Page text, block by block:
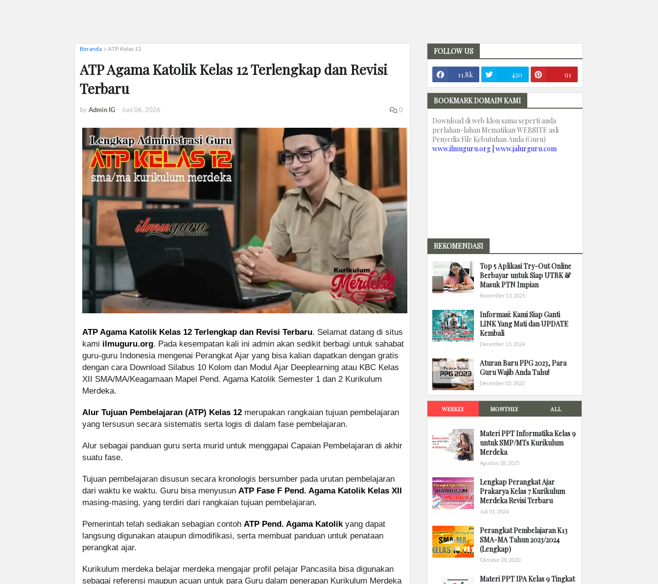
Beranda ATP Kelas 12
ATP Agama Katolik Kelas 12 Terlengkap dan Revisi
Terbaru
by Admin IG - Juni 06, 2026 0
ATP Agama Katolik Kelas 12 Terlengkap dan Revisi Terbaru. Selamat datang di situs
kami ilmuguru.org. Pada kesempatan kali ini admin akan sedikit berbagi untuk sahabat
guru-guru Indonesia mengenai Perangkat Ajar yang bisa kalian dapatkan dengan gratis
dengan cara Download Silabus 10 Kolom dan Modul Ajar Deeplearning atau KBC Kelas
XII SMA/MA/Keagamaan Mapel Pend. Agama Katolik Semester 1 dan 2 Kurikulum
Merdeka.
Alur Tujuan Pembelajaran (ATP) Kelas 12 merupakan rangkaian tujuan pembelajaran
yang tersusun secara sistematis serta logis di dalam fase pembelajaran.
Alur sebagai panduan guru serta murid untuk menggapai Capaian Pembelajaran di akhir
suatu fase.
Tujuan pembelajaran disusun secara kronologis bersumber pada urutan pembelajaran
dari waktu ke waktu. Guru bisa menyusun ATP Fase F Pend. Agama Katolik Kelas XII
masing-masing, yang terdiri dari rangkaian tujuan pembelajaran.
Pemerintah telah sediakan sebagian contoh ATP Pend. Agama Katolikyang dapat
langsung digunakan ataupun dimodifikasi, serta membuat panduan untuk penataan
perangkat ajar.
Kurikulum merdeka belajar merdeka mengajar profil pelajar Pancasila bisa digunakan
sebagai referensi maupun acuan untuk para Guru dalam penerapan Kurikulum Merdeka
FOLLOW US
11.8k 420 91
BOOKMARK DOMAIN KAMI
Download di web klon sama seperti anda
perlahan-lahan Mematikan WEBSITE asli
Penyedia File Kebutuhan Anda (Guru)
www.ilmuguru.org | www.jalurguru.com
REKOMENDASI
Top 5 Aplikasi Try-Out Online
Berbayar untuk Siap UTBK &
Masuk PTN Impian
November 13, 2025
Informasi: Kami Siap Ganti
LINK Yang Mati dan UPDATE
Kembali
December 13, 2024
Aturan Baru PPG 2023, Para
Guru Wajib Anda Tahu!
December 03, 2022
WEEKLY MONTHLY ALL
Materi PPT Informatika Kelas 9
untuk SMP/MTs Kurikulum
Merdeka
Agustus 18, 2025
Lengkap Perangkat Ajar
Prakarya Kelas 7 Kurikulum
Merdeka Revisi Terbaru
Juli 01, 2024
Perangkat Pembelajaran K13
SMA-MA Tahun 2023/2024
(Lengkap)
Oktober 28, 2020
Materi PPT IPA Kelas 9 Tingkat